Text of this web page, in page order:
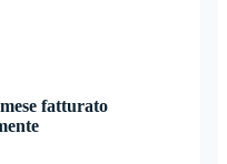
fatturato